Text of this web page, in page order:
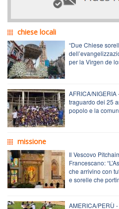
chiese locali
“Due Chiese
per la Virgen de
AFRICA/NIGERIA
traguardo dei 25
popolo e la
missione
Il Vescovo
Francescano:
che arrivino con
e sorelle che
AMERICA/PERÙ